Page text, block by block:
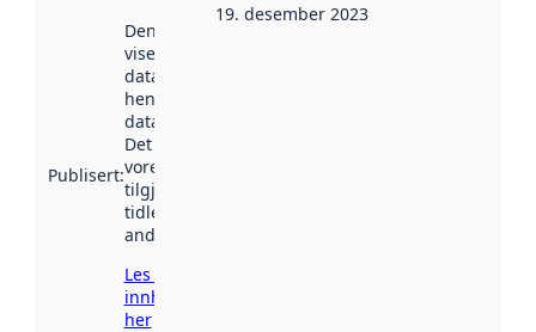
Publisert:
Denne datoen
viser når
datasettet vart
henta inn av
data.norge.no.
Det kan ha
vore
tilgjengeleg
tidlegare
andre stader.
Les meir om
innhenting
her
19. desember 2023